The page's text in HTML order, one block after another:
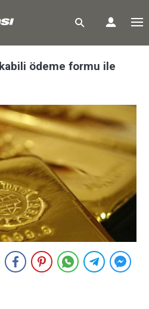
ödeme formu ile